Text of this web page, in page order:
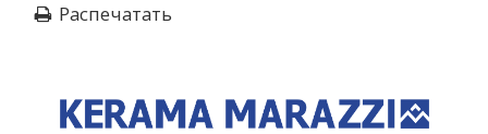
Распечатать